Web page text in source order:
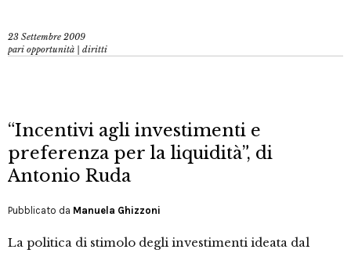
23 Settembre 2009
pari opportunità | diritti
“Incentivi agli investimenti e
preferenza per la liquidità”, di
Antonio Ruda
Pubblicato da Manuela Ghizzoni
La politica di stimolo degli investimenti ideata dal